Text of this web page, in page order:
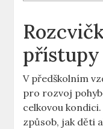
přístupy
V předškolním
pro rozvoj
celkovou
způsob, jak děti